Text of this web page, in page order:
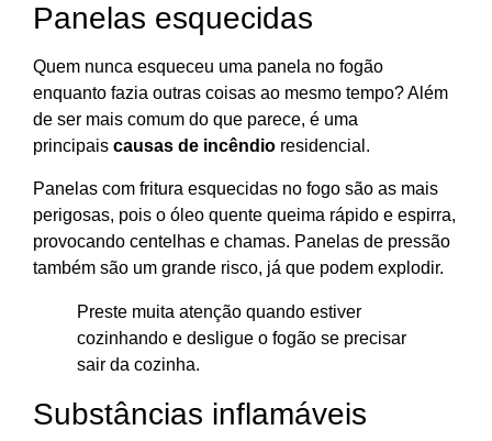
Panelas esquecidas
Quem nunca esqueceu uma panela no fogão
enquanto fazia outras coisas ao mesmo tempo? Além
de ser mais comum do que parece, é uma
principais causas de incêndio residencial.
Panelas com fritura esquecidas no fogo são as mais
perigosas, pois o óleo quente queima rápido e espirra,
provocando centelhas e chamas. Panelas de pressão
também são um grande risco, já que podem explodir.
Preste muita atenção quando estiver
cozinhando e desligue o fogão se precisar
sair da cozinha.
Substâncias inflamáveis